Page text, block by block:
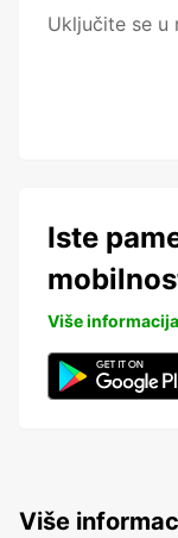
Uključite se u
Iste
Više informacija
Više